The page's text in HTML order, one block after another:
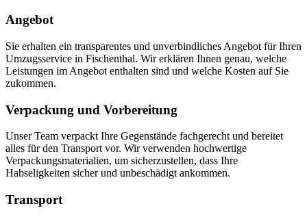
Angebot
Sie erhalten ein transparentes und unverbindliches Angebot für Ihren
Umzugsservice in Fischenthal. Wir erklären Ihnen genau, welche
Leistungen im Angebot enthalten sind und welche Kosten auf Sie
zukommen.
Verpackung und Vorbereitung
Unser Team verpackt Ihre Gegenstände fachgerecht und bereitet
alles für den Transport vor. Wir verwenden hochwertige
Verpackungsmaterialien, um sicherzustellen, dass Ihre
Habseligkeiten sicher und unbeschädigt ankommen.
Transport